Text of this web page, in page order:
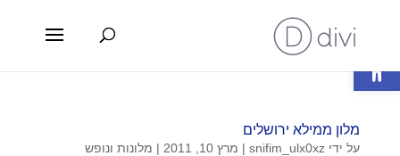
מלון ממילא ירושלים
על ידי snifim_ulx0xz
| מרץ 10, 2011 | מלונות ונופש
פתח סרגל נגישות